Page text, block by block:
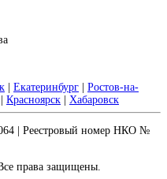
Екатеринбург
Ростов-на-
Красноярск Хабаровск
| Реестровый номер НКО №
права защищены.